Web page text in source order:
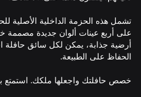
تشمل هذه الحزمة الداخلية الأصلية
على أربع عينات ألوان جديدة مصممة
أرضية جذابة، يمكن لكل سائق حافلة